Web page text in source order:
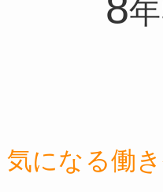
年
気になる働